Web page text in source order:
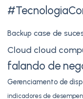
Backup case de
Cloud cloud
falando de
Gerenciamento de
indicadores de